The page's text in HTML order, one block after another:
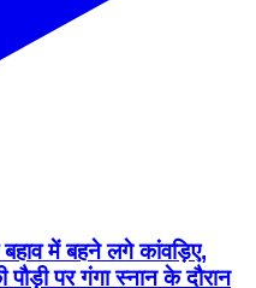
बहाव में बहने लगे कांवड़िए,
पर गंगा स्नान के दौरान